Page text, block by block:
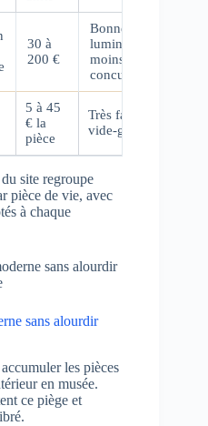
30 à
200 €
Bonne :
luminaires
moins
concurrencés
5 à 45
€ la
pièce
Très facile :
vide-greniers
du site regroupe
pièce de vie, avec
à chaque
sans alourdir
les pièces
en musée.
ce piège et